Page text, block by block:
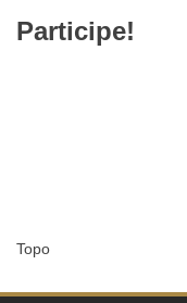
Participe!
Topo